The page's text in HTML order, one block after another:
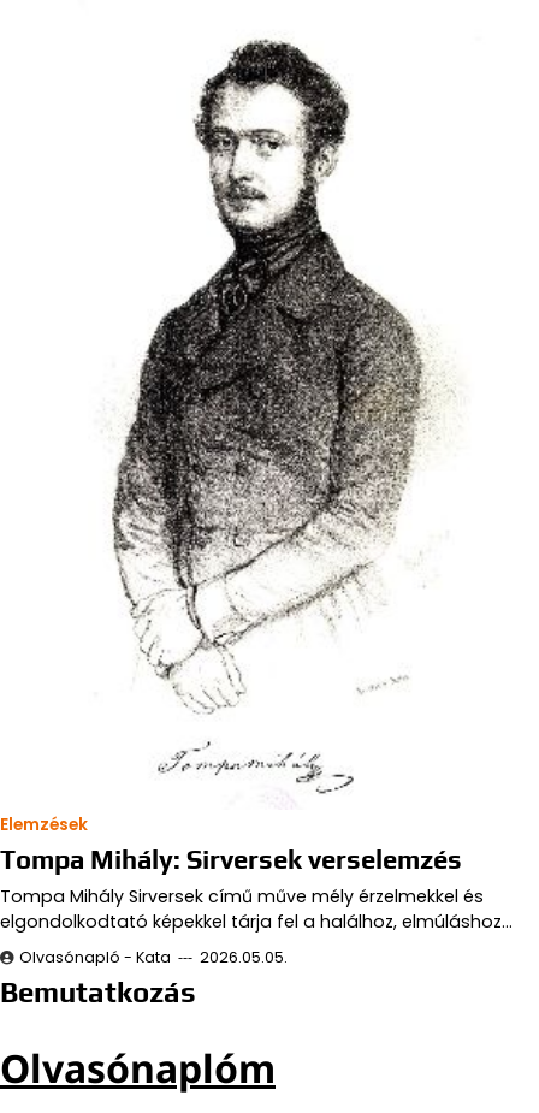
Elemzések
Tompa Mihály: Sirversek verselemzés
Tompa Mihály Sirversek című műve mély érzelmekkel és
elgondolkodtató képekkel tárja fel a halálhoz, elmúláshoz…
Olvasónapló - Kata 2026.05.05.
Bemutatkozás
Olvasónaplóm